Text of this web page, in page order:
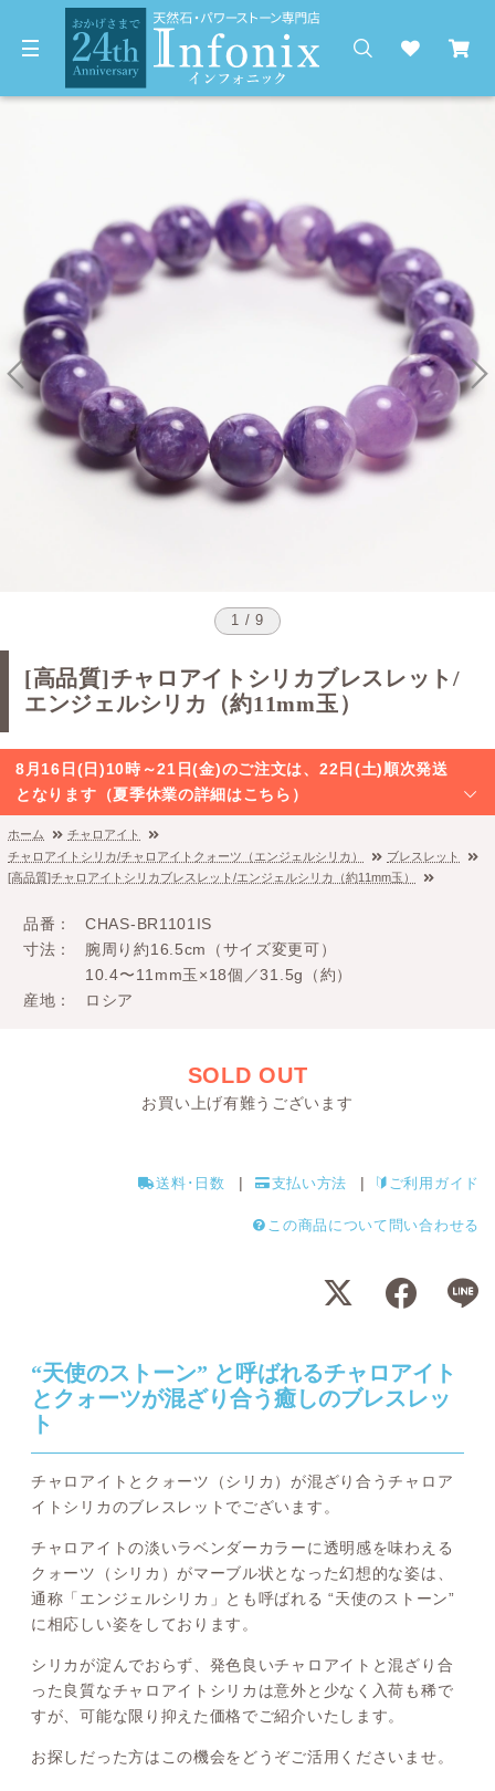
1 / 9
[高品質]チャロアイトシリカブレスレット/
エンジェルシリカ（約11mm玉）
8月16日(日)10時～21日(金)のご注文は、22日(土)順次発送
となります（夏季休業の詳細はこちら）
ホーム
チャロアイト
チャロアイトシリカ/チャロアイトクォーツ（エンジェルシリカ）
ブレスレット
[高品質]チャロアイトシリカブレスレット/エンジェルシリカ（約11mm玉）
品番
CHAS-BR1101IS
寸法
腕周り約16.5cm（サイズ変更可）
10.4〜11mm玉×18個／31.5g（約）
産地
ロシア
SOLD OUT
お買い上げ有難うございます
送料･日数 支払い方法 ご利用ガイド
この商品について問い合わせる
“天使のストーン” と呼ばれるチャロアイト
とクォーツが混ざり合う癒しのブレスレッ
ト
チャロアイトとクォーツ（シリカ）が混ざり合うチャロア
イトシリカのブレスレットでございます。
チャロアイトの淡いラベンダーカラーに透明感を味わえる
クォーツ（シリカ）がマーブル状となった幻想的な姿は、
通称「エンジェルシリカ」とも呼ばれる “天使のストーン”
に相応しい姿をしております。
シリカが淀んでおらず、発色良いチャロアイトと混ざり合
った良質なチャロアイトシリカは意外と少なく入荷も稀で
すが、可能な限り抑えた価格でご紹介いたします。
お探しだった方はこの機会をどうぞご活用くださいませ。